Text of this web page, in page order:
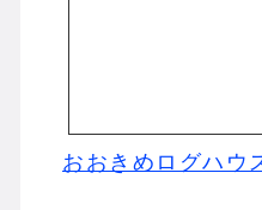
おおきめログハウ